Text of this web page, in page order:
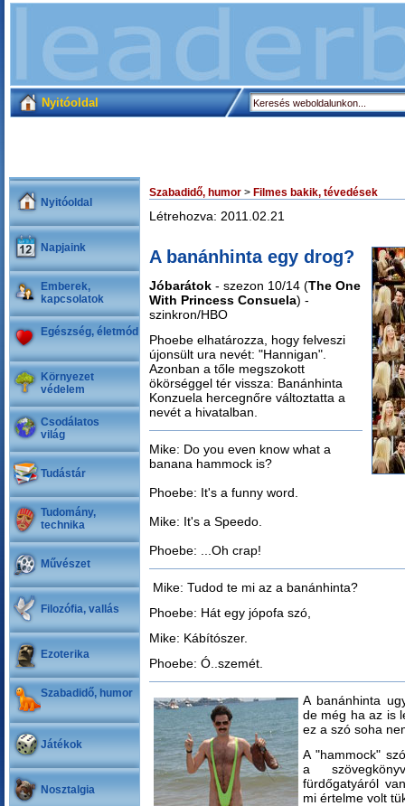
Nyitóoldal
Nyitóoldal
Napjaink
Emberek,
kapcsolatok
Egészség, életmód
Környezet
védelem
Csodálatos
világ
Tudástár
Tudomány,
technika
Művészet
Filozófia, vallás
Ezoterika
Szabadidő, humor
Játékok
Nosztalgia
Szabadidő, humor > Filmes bakik, tévedések
Létrehozva: 2011.02.21
A banánhinta egy drog?
Jóbarátok - szezon 10/14 (The One
With Princess Consuela) -
szinkron/HBO
Phoebe elhatározza, hogy felveszi
újonsült ura nevét: "Hannigan".
Azonban a tőle megszokott
ökörséggel tér vissza: Banánhinta
Konzuela hercegnőre változtatta a
nevét a hivatalban.
Mike: Do you even know what a
banana hammock is?
Phoebe: It's a funny word.
Mike: It's a Speedo.
Phoebe: ...Oh crap!
Mike: Tudod te mi az a banánhinta?
Phoebe: Hát egy jópofa szó,
Mike: Kábítószer.
Phoebe: Ó..szemét.
A banánhinta
de még ha az is
ez a szó soha
A "hammock"
a
fürdőgatyáról
mi értelme volt